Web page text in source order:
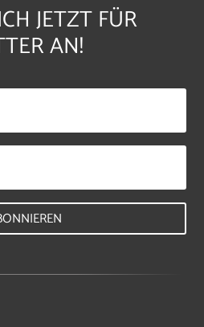
JETZT FÜR
AN!